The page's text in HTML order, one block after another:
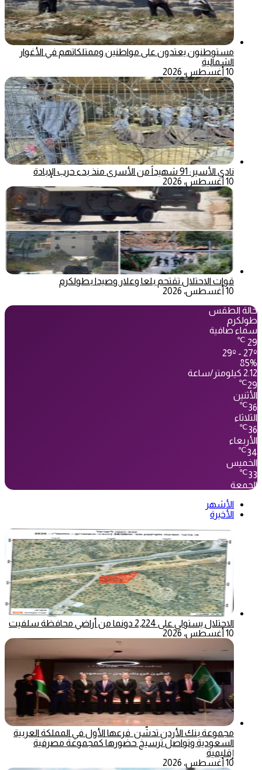
مستوطنون يعتدون على مواطنين وممتلكاتهم في الأغوار
الشمالية
10 أغسطس، 2026
نادي الأسير: 91 شهيداً من الأسرى منذ بدء حرب الإبادة
10 أغسطس، 2026
قوات الاحتلال تقتحم بلعا وعلار وصيدا بطولكرم
10 أغسطس، 2026
حالة الطقس
طولكرم
سماء صافية
29
℃
29º - 27º
85%
2.12 كيلومتر/ساعة
29
℃
الأثنين
36
℃
الثلاثاء
36
℃
الأربعاء
34
℃
الخميس
33
℃
الجمعة
الأشهر
الأخيرة
الاحتلال يستولي على 2,224 دونما من أراضي محافظة سلفيت
10 أغسطس، 2026
مجموعة بنك الأردن تدشّن فرعها الأول في المملكة العربية
السعودية وتواصل ترسيخ حضورها كمجموعة مصرفية
إقليمية
10 أغسطس، 2026